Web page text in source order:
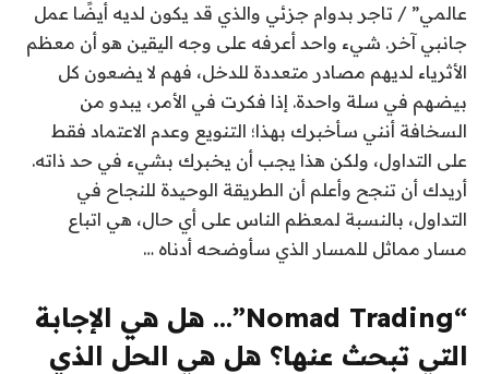
عالمي” / تاجر بدوام جزئي والذي قد يكون لديه أيضًا عمل
جانبي آخر. شيء واحد أعرفه على وجه اليقين هو أن معظم
الأثرياء لديهم مصادر متعددة للدخل، فهم لا يضعون كل
بيضهم في سلة واحدة. إذا فكرت في الأمر، يبدو من
السخافة أنني سأخبرك بهذا؛ التنويع وعدم الاعتماد فقط
على التداول، ولكن هذا يجب أن يخبرك بشيء في حد ذاته.
أريدك أن تنجح وأعلم أن الطريقة الوحيدة للنجاح في
التداول، بالنسبة لمعظم الناس على أي حال، هي اتباع
مسار مماثل للمسار الذي سأوضحه أدناه …
“Nomad Trading”… هل هي الإجابة
التي تبحث عنها؟ هل هي الحل الذي